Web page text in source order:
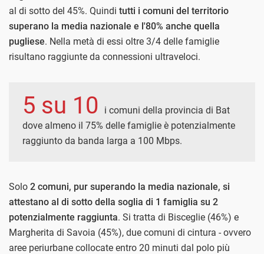
al di sotto del 45%. Quindi tutti i comuni del territorio
superano la media nazionale e l'80% anche quella
pugliese. Nella metà di essi oltre 3/4 delle famiglie
risultano raggiunte da connessioni ultraveloci.
5 su 10
i comuni della provincia di Bat
dove almeno il 75% delle famiglie è potenzialmente
raggiunto da banda larga a 100 Mbps.
Solo 2 comuni, pur superando la media nazionale, si
attestano al di sotto della soglia di 1 famiglia su 2
potenzialmente raggiunta. Si tratta di Bisceglie (46%) e
Margherita di Savoia (45%), due comuni di cintura - ovvero
aree periurbane collocate entro 20 minuti dal polo più